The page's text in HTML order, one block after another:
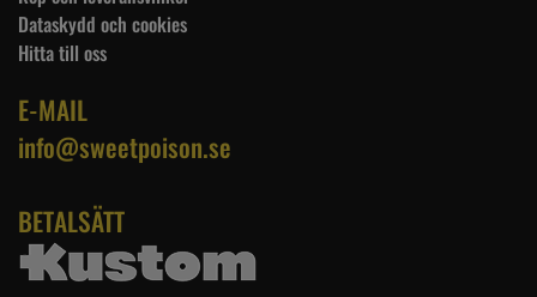
Dataskydd och cookies
Hitta till oss
E-MAIL
info@sweetpoison.se
BETALSÄTT